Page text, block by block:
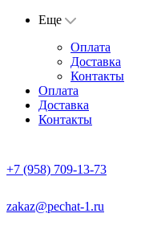
Еще
Оплата
Доставка
Контакты
Оплата
Доставка
Контакты
+7 (958) 709-13-73
zakaz@pechat-1.ru